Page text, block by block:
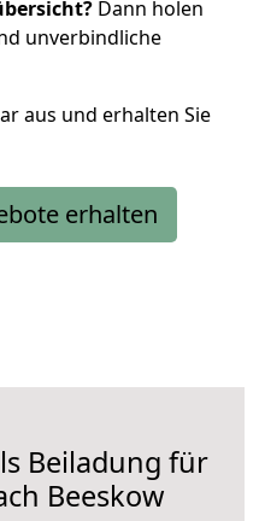
Dann holen
unverbindliche
aus und erhalten Sie
erhalten
Beiladung für
Beeskow